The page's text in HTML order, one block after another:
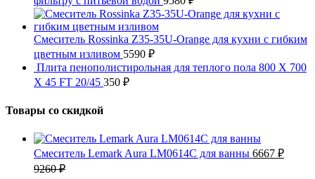
Смеситель Rossinka Z35-35U-Orange для кухни с гибким
цветным изливом 5590 ₽
Плита пенополистирольная для теплого пола 800 X 700
X 45 FT 20/45 350 ₽
Товары со скидкой
Смеситель Lemark Aura LM0614C для ванны 6667 ₽
9260₽